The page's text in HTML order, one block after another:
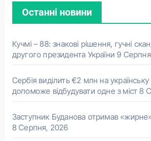
Останні новини
Кучмі – 88: знакові рішення, гучні
другого президента України 9
Сербія виділить €2 млн на
допоможе відбудувати одне з міст 8
Заступник Буданова отримав
8 Серпня, 2026